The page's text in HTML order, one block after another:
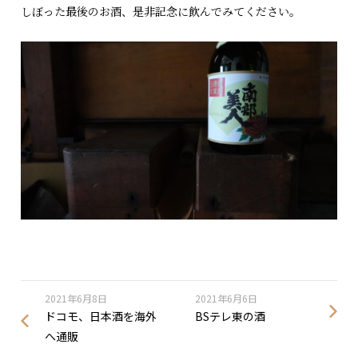
しぼった最後のお酒、是非記念に飲んでみてください。
2021年6月8日
ドコモ、日本酒を海外
へ通販
2021年6月6日
BSテレ東の酒